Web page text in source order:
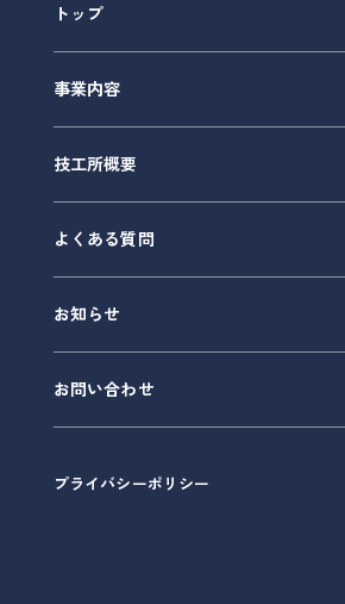
トップ
事業内容
技工所概要
よくある質問
お知らせ
お問い合わせ
プライバシーポリシー